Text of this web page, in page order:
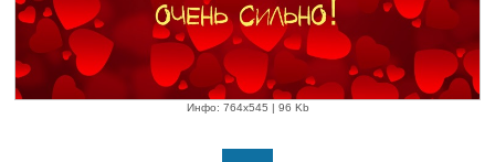
Инфо: 764х545 | 96 Kb